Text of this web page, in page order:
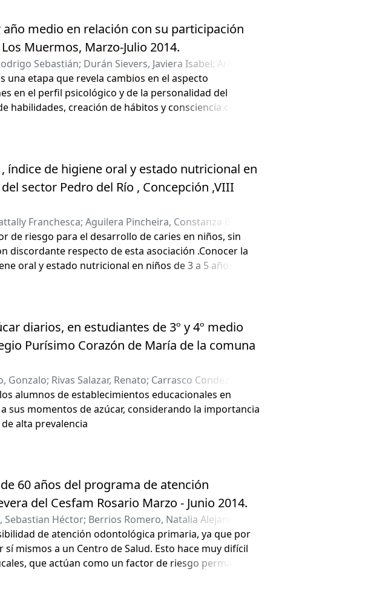
medio en relación con su participación
Muermos, Marzo-Julio 2014.
Sebastián; Durán Sievers, Javiera Isabel; Arias
una etapa que revela cambios en el aspecto
en el perfil psicológico y de la personalidad del
creación de hábitos y consciencia con
formar el odontólogo en el programa GES de
pasa un largo tiempo sin ser controlado y sus
índice de higiene oral y estado nutricional en
sector Pedro del Río , Concepción ,VIII
Franchesca; Aguilera Pincheira, Constanza Belén
de riesgo para el desarrollo de caries en niños, sin
respecto de esta asociación .Conocer la
oral y estado nutricional en niños de 3 a 5 años 11
diarios, en estudiantes de 3º y 4º medio
Purísimo Corazón de María de la comuna
Gonzalo; Rivas Salazar, Renato; Carrasco Condeza,
alumnos de establecimientos educacionales en
sus momentos de azúcar, considerando la importancia
alta prevalencia
60 años del programa de atención
del Cesfam Rosario Marzo - Junio 2014.
Sebastian Héctor; Berrios Romero, Natalia Alejandra
de atención odontológica primaria, ya que por
mismos a un Centro de Salud. Esto hace muy difícil
que actúan como un factor de riesgo permanente